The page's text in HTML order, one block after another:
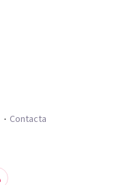
Contacta